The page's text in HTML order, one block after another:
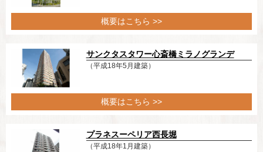
概要はこちら >>
サンクタスタワー心斎橋ミラノグランデ
（平成18年5月建築）
概要はこちら >>
プラネスーペリア西長堀
（平成18年1月建築）